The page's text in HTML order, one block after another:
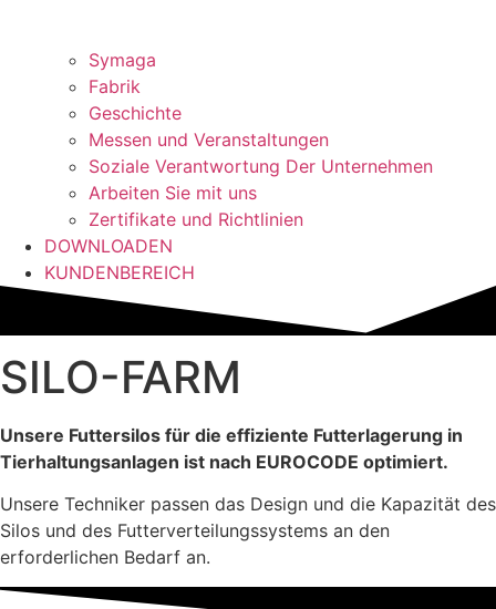
Symaga
Fabrik
Geschichte
Messen und Veranstaltungen
Soziale Verantwortung Der Unternehmen
Arbeiten Sie mit uns
Zertifikate und Richtlinien
DOWNLOADEN
KUNDENBEREICH
SILO-FARM
Unsere Futtersilos für die effiziente Futterlagerung in
Tierhaltungsanlagen ist nach EUROCODE optimiert.
Unsere Techniker passen das Design und die Kapazität des
Silos und des Futterverteilungssystems an den
erforderlichen Bedarf an.